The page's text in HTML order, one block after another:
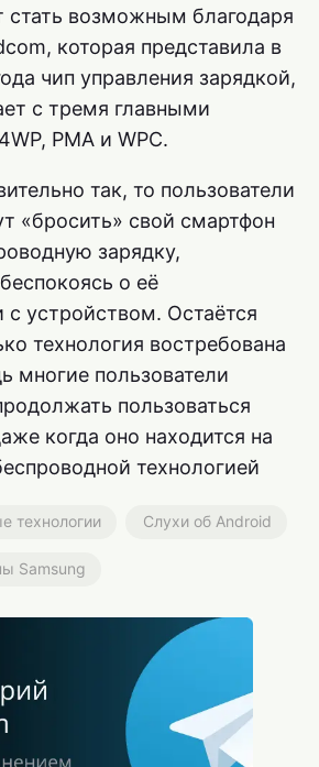
возможным благодаря
которая представила в
чип управления зарядкой,
с тремя главными
PMA и WPC.
так, то пользователи
«бросить» свой смартфон
зарядку,
о её
устройством. Остаётся
технология востребована
многие пользователи
пользоваться
когда оно находится на
технологией
технологии Слухи об Android
Samsung